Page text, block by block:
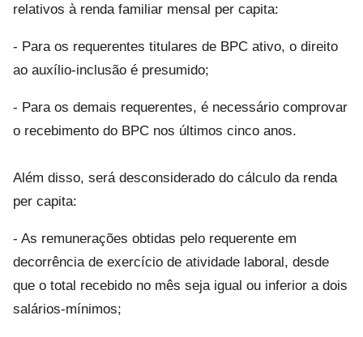
relativos à renda familiar mensal per capita:
- Para os requerentes titulares de BPC ativo, o direito
ao auxílio-inclusão é presumido;
- Para os demais requerentes, é necessário comprovar
o recebimento do BPC nos últimos cinco anos.
Além disso, será desconsiderado do cálculo da renda
per capita:
- As remunerações obtidas pelo requerente em
decorrência de exercício de atividade laboral, desde
que o total recebido no mês seja igual ou inferior a dois
salários-mínimos;